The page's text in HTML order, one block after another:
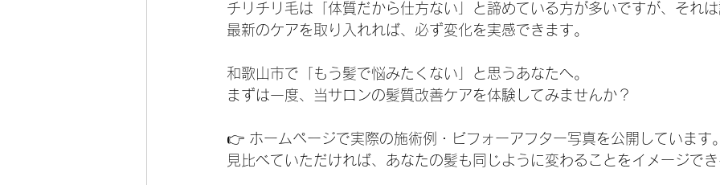
チリチリ毛は「体質だから仕方ない」と諦めている方が多いですが、それは
最新のケアを取り入れれば、必ず変化を実感できます。
和歌山市で「もう髪で悩みたくない」と思うあなたへ。
まずは一度、当サロンの髪質改善ケアを体験してみませんか？
👉 ホームページで実際の施術例・ビフォーアフター写真を公開しています。
見比べていただければ、あなたの髪も同じように変わることをイメージでき